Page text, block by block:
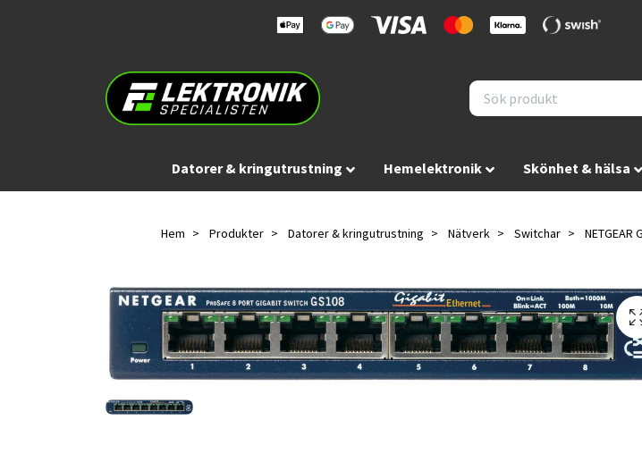
Datorer & kringutrustning Hemelektronik Skönhet & hälsa
Hem Produkter Datorer & kringutrustning Nätverk Switchar